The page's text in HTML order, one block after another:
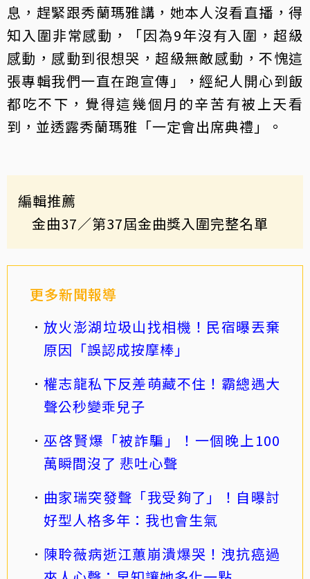
息，趕緊跟秀蘭瑪雅講，她本人沒看直播，得
知入圍非常感動，「因為9年沒有入圍，超級
感動，感動到很想哭，超級無敵感動，不愧這
張專輯我們一直在跑宣傳」，經紀人開心到飯
都吃不下，覺得這幾個月的辛苦有被上天看
到，並透露秀蘭瑪雅「一定會出席典禮」。
編輯推薦
金曲37／第37屆金曲獎入圍完整名單
更多新聞報導
放火澎湖垃圾山找相機！民宿曝丟棄
原因「誤認成按摩棒」
權志龍私下反差萌藏不住！霸總遇大
聲公秒變乖兒子
巫啓賢爆「被詐騙」！一個晚上100
萬瞬間沒了 悲吐心聲
曲家瑞突發聲「我受夠了」！自曝討
好型人格多年：我也會生氣
陳聆薇病逝江蕙崩潰爆哭！洩抗癌過